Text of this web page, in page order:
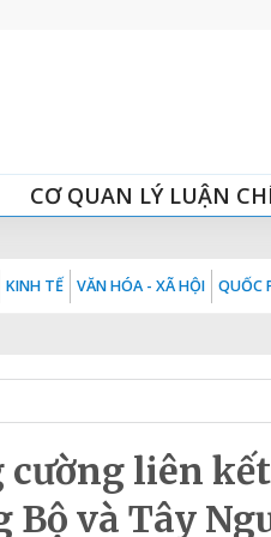
CƠ QUAN LÝ LUẬN
KINH TẾ VĂN HÓA - XÃ HỘI QUỐC
cường liên
Bộ và Tây